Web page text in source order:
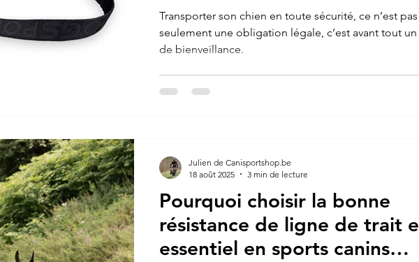
Transporter son chien en toute sécurité, ce n’est pas
seulement une obligation légale, c’est avant tout un
de bienveillance.
Pourquoi choisir la bonne
résistance de ligne de trait
essentiel en sports canins
Julien de Canisportshop.be
18 août 2025
3 min de lecture